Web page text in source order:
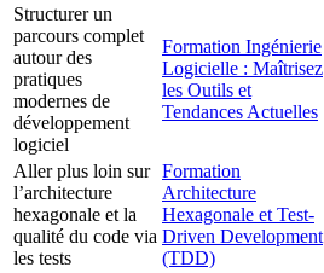
Structurer un
parcours complet
autour des
pratiques
modernes de
développement
logiciel
Formation Ingénierie
Logicielle : Maîtrisez
les Outils et
Tendances Actuelles
Aller plus loin sur
l’architecture
hexagonale et la
qualité du code via
les tests
Formation
Architecture
Hexagonale et Test-
Driven Development
(TDD)